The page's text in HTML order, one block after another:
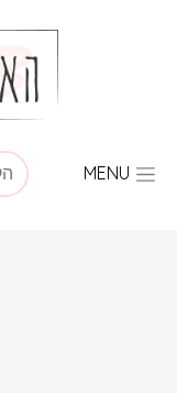
MENU